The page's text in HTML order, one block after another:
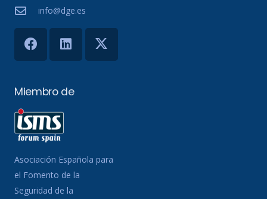
info@dge.es
Miembro de
Asociación Española para
el Fomento de la
Seguridad de la